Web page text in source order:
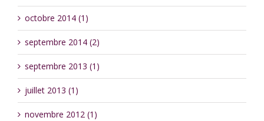
octobre 2014 (1)
septembre 2014 (2)
septembre 2013 (1)
juillet 2013 (1)
novembre 2012 (1)